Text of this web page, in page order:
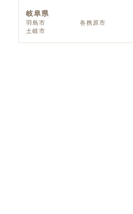
岐阜県
羽島市 各務原市
土岐市